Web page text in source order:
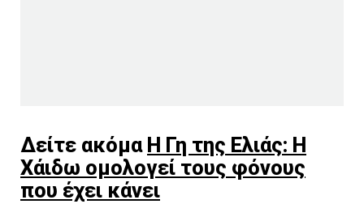
Δείτε ακόμα Η Γη της Ελιάς: Η
Χάιδω ομολογεί τους φόνους
που έχει κάνει